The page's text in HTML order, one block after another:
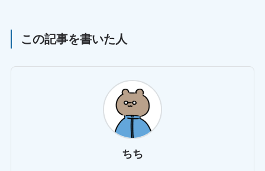
この記事を書いた人
ちち